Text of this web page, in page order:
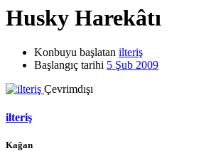
Husky Harekâtı
Konbuyu başlatan ilteriş
Başlangıç tarihi 5 Şub 2009
Çevrimdışı
ilteriş
Kağan